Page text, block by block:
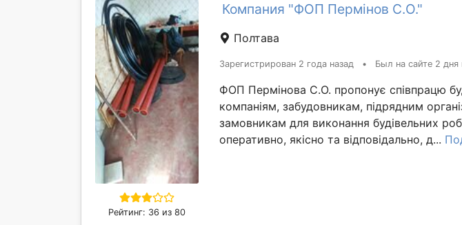
Рейтинг: 36 из 80
Компания "ФОП Пермінов С.О."
Полтава
Зарегистрирован 2 года назад • Был на сайте 2 дня
ФОП Пермінова С.О. пропонує співпрацю
компаніям, забудовникам, підрядним
замовникам для виконання будівельних
оперативно, якісно та відповідально, д...